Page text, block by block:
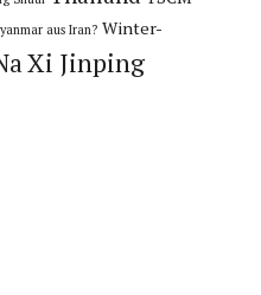
aus Iran? Winter-
Xi Jinping